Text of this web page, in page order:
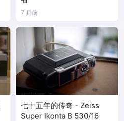
7 月前
七十五年的传奇 - Zeiss
Super Ikonta B 530/16